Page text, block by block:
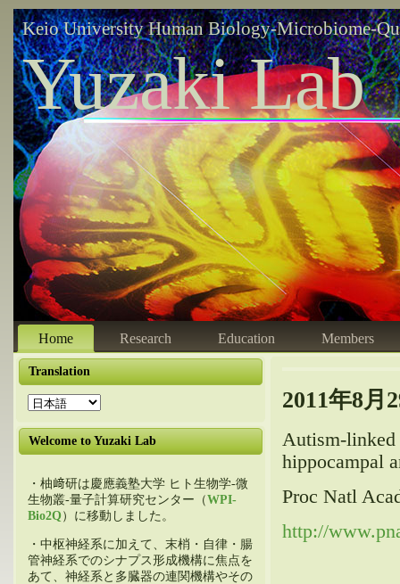
Keio University Human Biology-Microbiome-
Yuzaki Lab
Home Research Education Members
Translation
Welcome to Yuzaki Lab
・柚﨑研は慶應義塾大学 ヒト生物学-微
生物叢-量子計算研究センター（WPI-
Bio2Q）に移動しました。
・中枢神経系に加えて、末梢・自律・腸
管神経系でのシナプス形成機構に焦点を
あて、神経系と多臓器の連関機構やその
2011年8月
Autism-linked
hippocampal
Proc Natl
http://